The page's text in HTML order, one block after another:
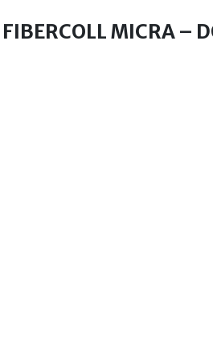
FIBERCOLL MICRA –